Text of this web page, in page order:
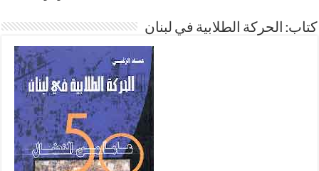
كتاب: الحركة الطلابية في لبنان